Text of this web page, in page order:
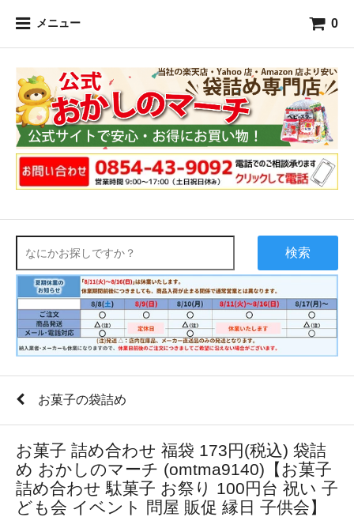
メニュー 0
検索
お菓子の袋詰め
お菓子 詰め合わせ 福袋 173円(税込) 袋詰
め おかしのマーチ (omtma9140)【お菓子
詰め合わせ 駄菓子 お祭り 100円台 祝い 子
ども会 イベント 問屋 販促 縁日 子供会】